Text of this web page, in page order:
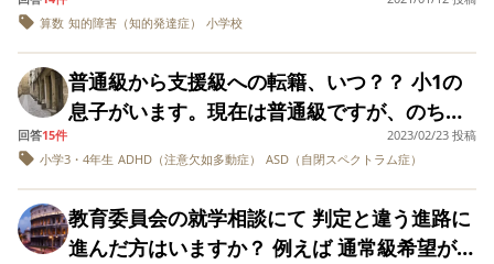
も、ななめ45°でトンチンカンな事が返答が返
いてきているので、と息子への指導、対応に
は全く関係ないことを何度も言われ息子への
指導配慮は変わらない) 何度話しても埒があ
りませんでした。 そうこうしていると4年時
の通常級の先生からの勧めもあって、1月から
通常級で全ての授業を受け始めました。 いま
支援級の方でまた授業を受けるとなると、 5
ベテランだからいい！という事もなさそうだ
なと思っています。 学校側に事前相談してベ
テラン先生になって、そのベテランがきつす
ぎる人だったらどうしよう・・・ と、思った
り。。。 小児科医にも聞きましたが「意気込
んで言うと学校側も構えるからほどほどに。
学校と家庭、両方でフォローしていく感じ
で」と言われました。 確かに、入学前から息
子の短所やらこうしてほしい等を言うのもど
す） 何より心配なのは支援級を選択した場合
に、先生やお友だちからそういうレッテルを
貼られてしまうのではないかということで
す。 実際、今保育園でそのように感じていま
くさんの子どもたちを見てきた経験から、我
が子の気になる部分には気づいており、心配
な部分もあります。 それらを踏まえても支援
いと謝る姿勢に疑問を持ちました。 担任、学
をあびてエスカレートするので強く叱ること
は無い方針です。でも、毎日のように被害に
あったり、妨害しているのに強く叱らない先
生の日常の対応にも息子は心が折れてしまい
ました。 スクールカウンセラーも受けました
が、被害を受けたときの心のフォローをして
ほしいと頼みましたが、学校のこれ以上の対
一年生から支援級にはいると、伸びる子で凸
凹の差がなくなりますので、支援級から普通
級にもどることを視野に入れと言われたこと
は、滅多にないことですかね 補足… 言語理解
と処理速度の数値が高いため、後の低い数値
でしょうか
できる。支援級はもったいない。来年は普通
級に移るべき」 と言われてます。 嬉しく思っ
た反面、自信がないと言うか、普通級に移っ
て、何かあったらと不安があります。 今は生
活のみ交流で、先生が少なくて今以上の交流
は難しいそうです。 私としては、来年度は国
算の交流をお願いするくらいかなと思ってい
ます。
た。 4月から通う小学校の支援学級は国語、
交流学級になるみたいです。 お友達とのトラ
ブルもなく国語と算数がついていけるようで
あれば通常学級でチャレンジしてみてはと教
育委員会や小学校の先生に言われたんです
が、どう思いますか? みなさんのお住まいの
ところもそういう感じなのでしょうか?
算数 知的障害（知的発達症） 小学校
普通級から支援級への転籍、いつ？？ 小1の
息子がいます。現在は普通級ですが、のちの
ちに支援級へ移るのかな？と思っています。
タイミングが分かりません。。。 先日支援級
います。先生もいい感じ。 知的は8人。思っ
回答15件
2023/02/23 投稿
小学3・4年生 ADHD（注意欠如多動症） ASD（自閉スペクトラム症）
教育委員会の就学相談にて 判定と違う進路に
進んだ方はいますか？ 例えば 通常級希望が支